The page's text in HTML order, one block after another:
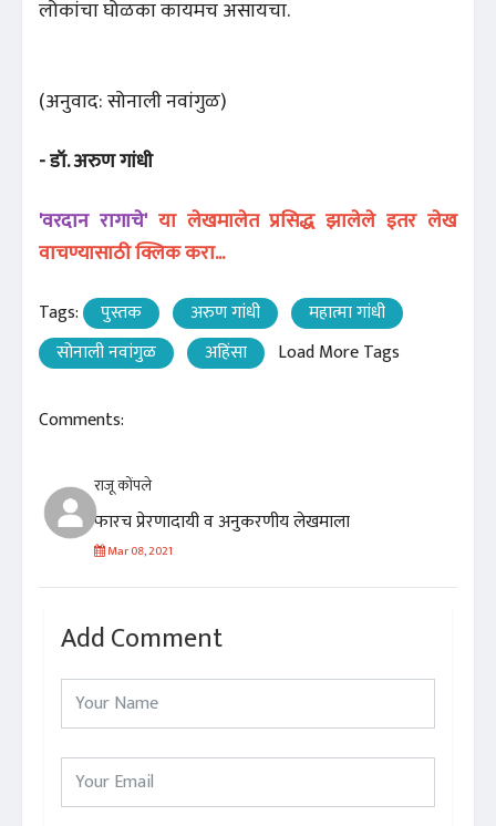
लोकांचा घोळका कायमच असायचा.
(अनुवाद: सोनाली नवांगुळ)
- डॉ. अरुण गांधी
'वरदान रागाचे' या लेखमालेत प्रसिद्ध झालेले इतर लेख
वाचण्यासाठी क्लिक करा...
Tags: पुस्तक अरुण गांधी
महात्मा गांधी
सोनाली नवांगुळ
अहिंसा Load More Tags
Comments:
राजू कोंपले
फारच प्रेरणादायी व अनुकरणीय लेखमाला
Mar 08, 2021
Add Comment